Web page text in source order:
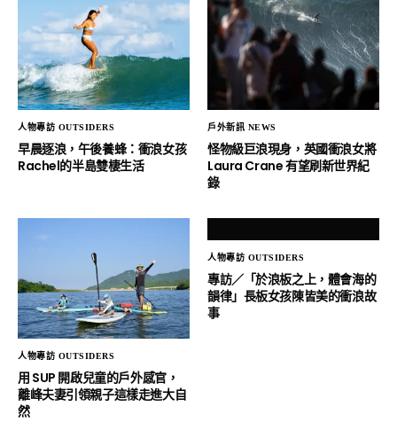
人物專訪 OUTSIDERS
早晨逐浪，午後養蜂：衝浪女孩
Rachel的半島雙棲生活
戶外新訊 NEWS
怪物級巨浪現身，英國衝浪女將
Laura Crane 有望刷新世界紀
錄
人物專訪 OUTSIDERS
用 SUP 開啟兒童的戶外感官，
離峰夫妻引領親子這樣走進大自
然
人物專訪 OUTSIDERS
專訪／「於浪板之上，體會海的
韻律」長板女孩陳皆美的衝浪故
事